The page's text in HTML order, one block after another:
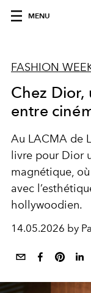
MENU
FASHION
Chez Dior,
entre
Au LACMA de
livre pour Dior
magnétique,
avec
hollywoodien.
14.05.2026 by